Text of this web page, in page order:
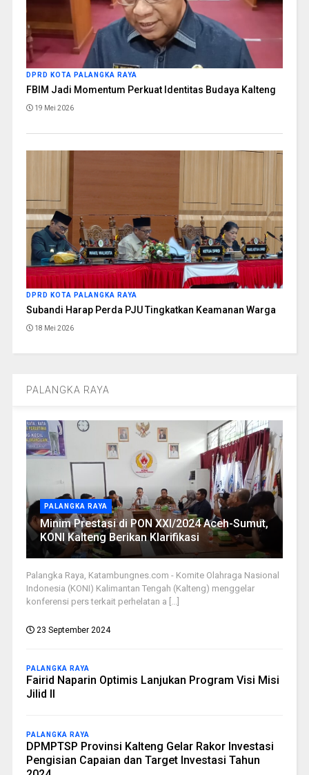
DPRD KOTA PALANGKA RAYA
FBIM Jadi Momentum Perkuat Identitas Budaya Kalteng
19 Mei 2026
DPRD KOTA PALANGKA RAYA
Subandi Harap Perda PJU Tingkatkan Keamanan Warga
18 Mei 2026
PALANGKA RAYA
PALANGKA RAYA
Minim Prestasi di PON XXI/2024 Aceh-Sumut,
KONI Kalteng Berikan Klarifikasi
Palangka Raya, Katambungnes.com - Komite Olahraga Nasional
Indonesia (KONI) Kalimantan Tengah (Kalteng) menggelar
konferensi pers terkait perhelatan a [...]
23 September 2024
PALANGKA RAYA
Fairid Naparin Optimis Lanjukan Program Visi Misi
Jilid II
PALANGKA RAYA
DPMPTSP Provinsi Kalteng Gelar Rakor Investasi
Pengisian Capaian dan Target Investasi Tahun